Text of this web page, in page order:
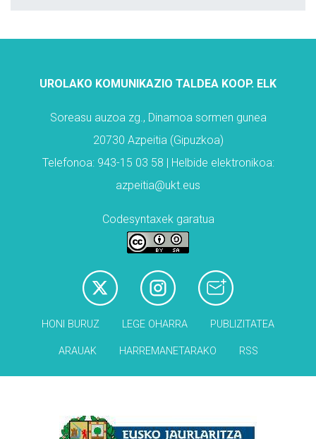
UROLAKO KOMUNIKAZIO TALDEA KOOP. ELK
Soreasu auzoa zg., Dinamoa sormen gunea
20730 Azpeitia (Gipuzkoa)
Telefonoa: 943-15 03 58 | Helbide elektronikoa:
azpeitia@ukt.eus
Codesyntaxek garatua
HONI BURUZ LEGE OHARRA PUBLIZITATEA
ARAUAK HARREMANETARAKO RSS